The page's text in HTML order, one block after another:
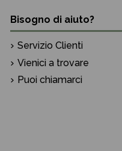
Bisogno di aiuto?
Servizio Clienti
Vienici a trovare
Puoi chiamarci